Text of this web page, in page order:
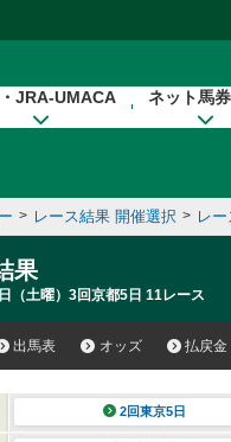
JRA-UMACA ネット馬
> レース結果 開催選択 > レ
果
（土曜）3回京都5日 11レース
出馬表 オッズ 払戻金
2回東京5日